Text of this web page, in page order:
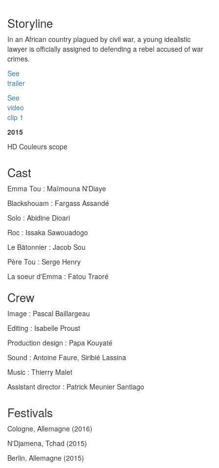
Storyline
In an African country plagued by civil war, a young idealistic
lawyer is officially assigned to defending a rebel accused of war
crimes.
See
trailer
See
video
clip 1
2015
HD Couleurs scope
Cast
Emma Tou : Maïmouna N'Diaye
Blackshouam : Fargass Assandé
Solo : Abidine Dioari
Roc : Issaka Sawouadogo
Le Bätonnier : Jacob Sou
Père Tou : Serge Henry
La soeur d'Emma : Fatou Traoré
Crew
Image : Pascal Baillargeau
Editing : Isabelle Proust
Production design : Papa Kouyaté
Sound : Antoine Faure, Siribié Lassina
Music : Thierry Malet
Assistant director : Patrick Meunier Santiago
Festivals
Cologne, Allemagne (2016)
N'Djamena, Tchad (2015)
Berlin, Allemagne (2015)